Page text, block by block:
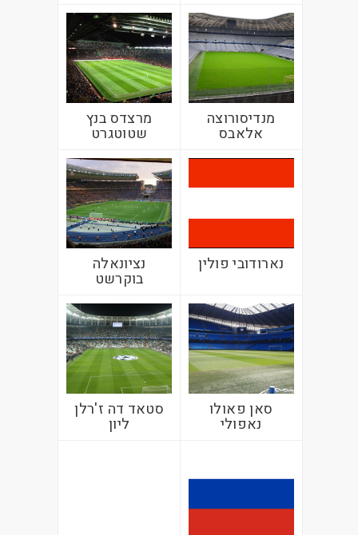
מנדיסורוצה
אלאבס
מרצדס בנץ
שטוטגרט
נארודובי פולין נציונאלה
בוקרשט
סאן פאולו
נאפולי
סטאד דה ז'רלן
ליון